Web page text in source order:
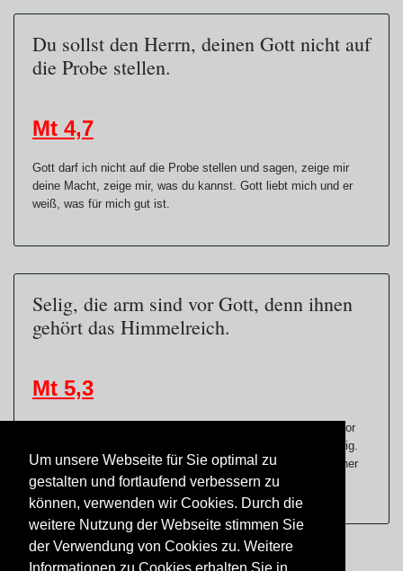
Um unsere Webseite für Sie optimal zu
gestalten und fortlaufend verbessern zu
können, verwenden wir Cookies. Durch die
weitere Nutzung der Webseite stimmen Sie
der Verwendung von Cookies zu. Weitere
Informationen zu Cookies erhalten Sie in
Du sollst den Herrn, deinen Gott nicht auf
die Probe stellen.
Mt 4,7
Gott darf ich nicht auf die Probe stellen und sagen, zeige mir
deine Macht, zeige mir, was du kannst. Gott liebt mich und er
weiß, was für mich gut ist.
Selig, die arm sind vor Gott, denn ihnen
gehört das Himmelreich.
Mt 5,3
Wer sich nichts einbildet und weiß, dass er letztlich nichts vor
Gott vorweisen kann und alles von Gott erwartet, der ist selig.
Vor Gott zählt der Einfache, der Bescheidende, der sich seiner
Armut und Bedürftigkeit.